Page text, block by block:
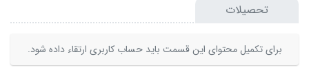
تحصیلات
برای تکمیل محتوای این قسمت باید حساب کاربری ارتقاء داده شود.